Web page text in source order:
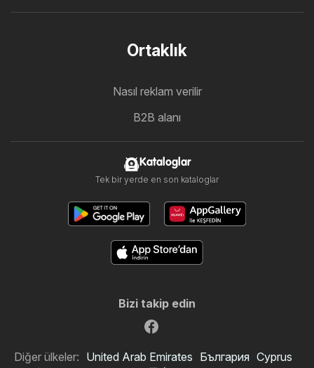
Ortaklık
Nasıl reklam verilir
B2B alanı
Kataloglar
Tek bir yerde en son kataloglar
Bizi takip edin
Diğer ülkeler: United Arab Emirates България Cyprus